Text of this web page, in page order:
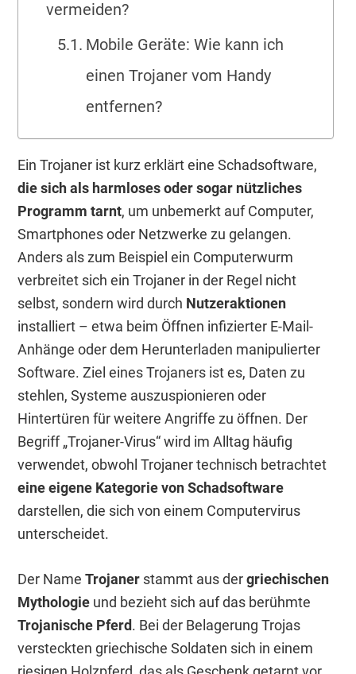
vermeiden?
Mobile Geräte: Wie kann ich
einen Trojaner vom Handy
entfernen?
Ein Trojaner ist kurz erklärt eine Schadsoftware,
die sich als harmloses oder sogar nützliches
Programm tarnt, um unbemerkt auf Computer,
Smartphones oder Netzwerke zu gelangen.
Anders als zum Beispiel ein Computerwurm
verbreitet sich ein Trojaner in der Regel nicht
selbst, sondern wird durch Nutzeraktionen
installiert – etwa beim Öffnen infizierter E-Mail-
Anhänge oder dem Herunterladen manipulierter
Software. Ziel eines Trojaners ist es, Daten zu
stehlen, Systeme auszuspionieren oder
Hintertüren für weitere Angriffe zu öffnen. Der
Begriff „Trojaner-Virus“ wird im Alltag häufig
verwendet, obwohl Trojaner technisch betrachtet
eine eigene Kategorie von Schadsoftware
darstellen, die sich von einem Computervirus
unterscheidet.
Der NameTrojaner stammt aus dergriechischen
Mythologie und bezieht sich auf das berühmte
Trojanische Pferd. Bei der Belagerung Trojas
versteckten griechische Soldaten sich in einem